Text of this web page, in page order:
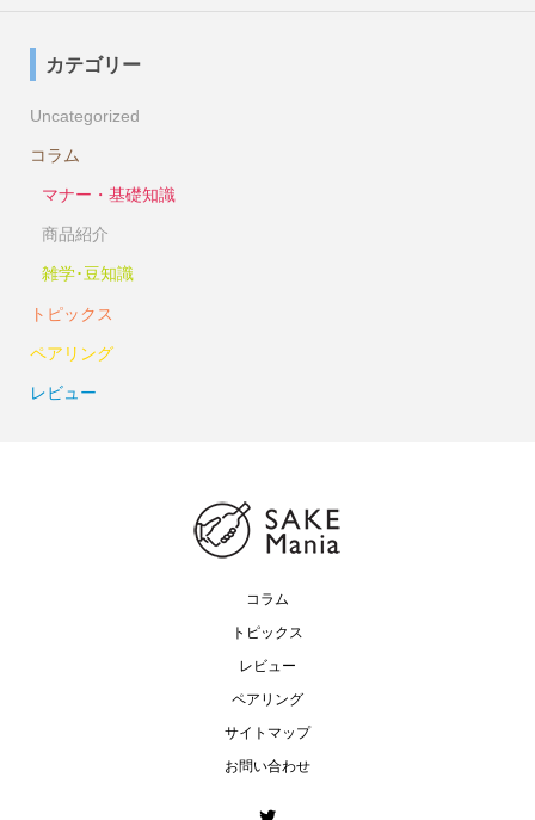
カテゴリー
Uncategorized
コラム
マナー・基礎知識
商品紹介
雑学･豆知識
トピックス
ペアリング
レビュー
コラム
トピックス
レビュー
ペアリング
サイトマップ
お問い合わせ